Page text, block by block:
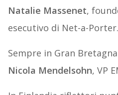
Natalie Massenet,
esecutivo di Net-a-Porter.
Sempre in Gran
Nicola Mendelsohn, VP